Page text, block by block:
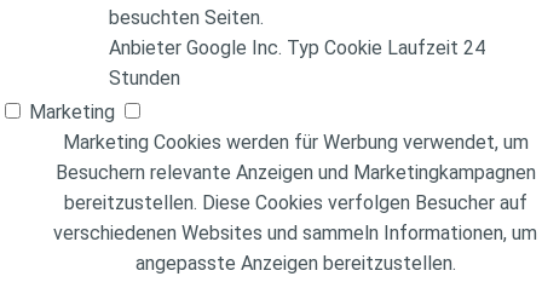
besuchten Seiten.
Anbieter Google Inc. Typ Cookie Laufzeit 24
Stunden
Marketing
Marketing Cookies werden für Werbung verwendet, um
Besuchern relevante Anzeigen und Marketingkampagnen
bereitzustellen. Diese Cookies verfolgen Besucher auf
verschiedenen Websites und sammeln Informationen, um
angepasste Anzeigen bereitzustellen.